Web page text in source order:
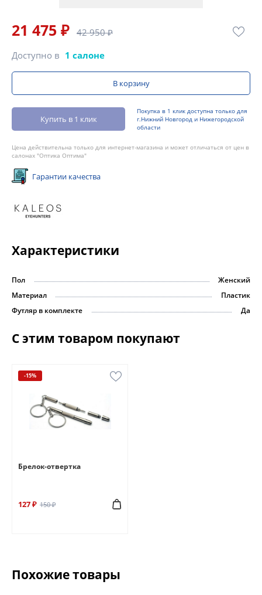
21 475 ₽ 42 950 ₽
Доступно в 1 салоне
В корзину
Купить в 1 клик
Покупка в 1 клик доступна только для
г.Нижний Новгород и Нижегородской
области
Цена действительна только для интернет-магазина и может отличаться от цен в
салонах "Оптика Оптима"
Гарантии качества
Характеристики
Пол
Женский
Материал
Пластик
Футляр в комплекте
Да
С этим товаром покупают
-15%
Брелок-отвертка
127 ₽ 150 ₽
Похожие товары